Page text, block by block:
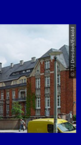
© TU Dresden/Eckold